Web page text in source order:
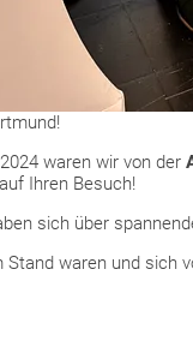
waren wir von der
Ihren Besuch!
sich über
Stand waren und sich